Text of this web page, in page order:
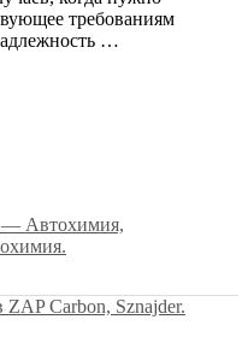
требованиям
…
Автохимия,
Carbon, Sznajder.